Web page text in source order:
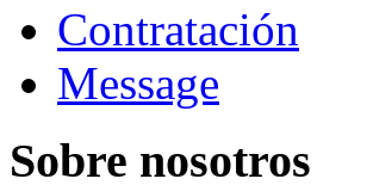
Contratación
Message
Sobre nosotros